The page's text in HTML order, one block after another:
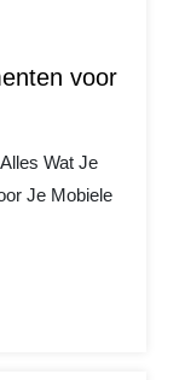
voor
Wat Je
Je Mobiele